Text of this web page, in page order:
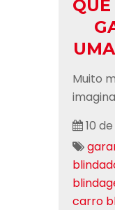
Muito
10
carro